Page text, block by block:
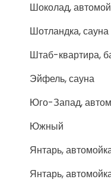
Шоколад,
Шотландка, сауна
Штаб-квартира,
Эйфель, сауна
Юго-Запад,
Южный
Янтарь,
Янтарь,